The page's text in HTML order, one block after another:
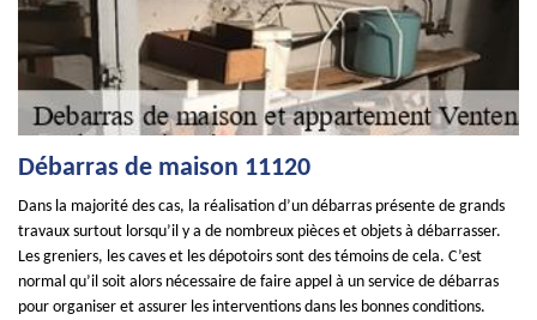
Débarras de maison 11120
Dans la majorité des cas, la réalisation d’un débarras présente de grands
travaux surtout lorsqu’il y a de nombreux pièces et objets à débarrasser.
Les greniers, les caves et les dépotoirs sont des témoins de cela. C’est
normal qu’il soit alors nécessaire de faire appel à un service de débarras
pour organiser et assurer les interventions dans les bonnes conditions.